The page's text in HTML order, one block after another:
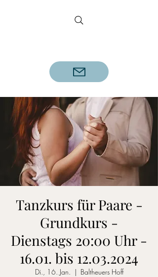
Tanzkurs für Paare -
Grundkurs -
Dienstags 20:00 Uhr -
16.01. bis 12.03.2024
Di., 16. Jan.
  |
Baltheuers Hoff